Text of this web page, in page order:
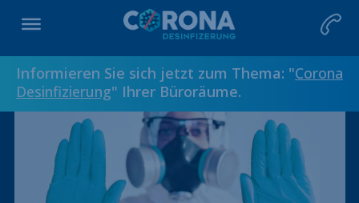
Informieren Sie sich jetzt zum Thema: "Corona
Desinfizierung" Ihrer Büroräume.